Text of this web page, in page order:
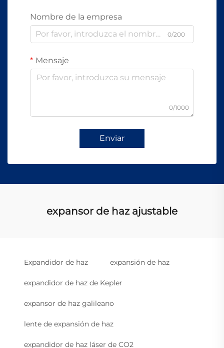
Nombre de la empresa
0/200
Mensaje
0/1000
Enviar
expansor de haz ajustable
Expandidor de haz expansión de haz
expandidor de haz de Kepler
expansor de haz galileano
lente de expansión de haz
expandidor de haz láser de CO2